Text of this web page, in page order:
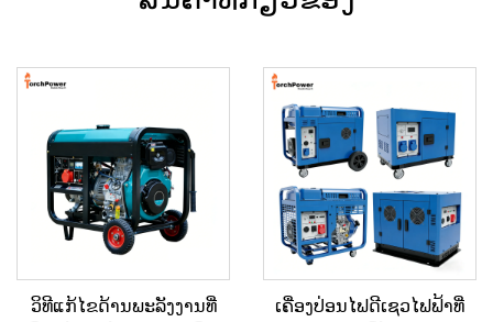
ວິທີແກ້ໄຂດ້ານພະລັງງານທີ່
ເຄື່ອງປ່ອນໄຟດີເຊວໄຟຟ້າທີ່